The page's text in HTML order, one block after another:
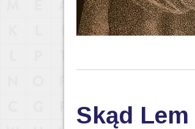
Skąd Lem